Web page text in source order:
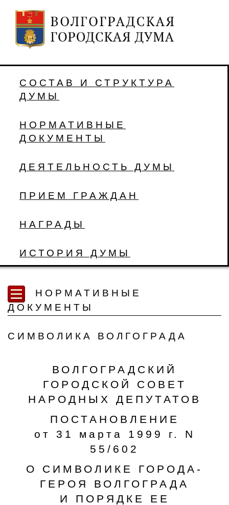
СОСТАВ И СТРУКТУРА
ДУМЫ
НОРМАТИВНЫЕ
ДОКУМЕНТЫ
ДЕЯТЕЛЬНОСТЬ ДУМЫ
ПРИЕМ ГРАЖДАН
НАГРАДЫ
ИСТОРИЯ ДУМЫ
НОРМАТИВНЫЕ
ДОКУМЕНТЫ
СИМВОЛИКА ВОЛГОГРАДА
ВОЛГОГРАДСКИЙ
ГОРОДСКОЙ СОВЕТ
НАРОДНЫХ ДЕПУТАТОВ
ПОСТАНОВЛЕНИЕ
от 31 марта 1999 г. N
55/602
О СИМВОЛИКЕ ГОРОДА-
ГЕРОЯ ВОЛГОГРАДА
И ПОРЯДКЕ ЕЕ